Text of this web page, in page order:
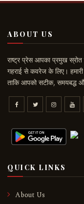
ABOUT US
राष्ट्र प्रेस आपका प्रमुख
गहराई से कवरेज के लिए। हमारी
ताकि आपको सटीक, समयबद्ध
QUICK LINKS
About Us